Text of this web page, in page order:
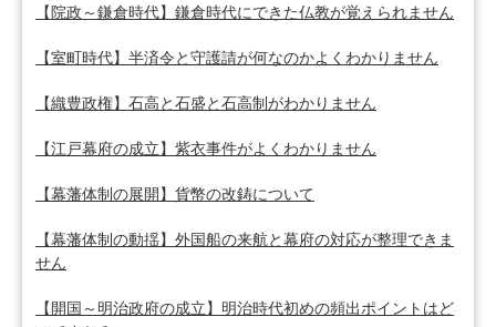
【院政～鎌倉時代】鎌倉時代にできた仏教が覚えられません
【室町時代】半済令と守護請が何なのかよくわかりません
【織豊政権】石高と石盛と石高制がわかりません
【江戸幕府の成立】紫衣事件がよくわかりません
【幕藩体制の展開】貨幣の改鋳について
【幕藩体制の動揺】外国船の来航と幕府の対応が整理できま
せん
【開国～明治政府の成立】明治時代初めの頻出ポイントはど